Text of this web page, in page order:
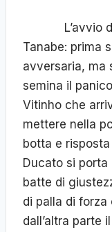
L’avvio di
Tanabe: prima
avversaria, ma
semina il
Vitinho che
mettere nella
botta e
Ducato si
batte di
di palla di forza
dall’altra parte